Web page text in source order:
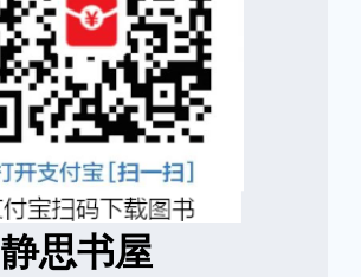
静思书屋